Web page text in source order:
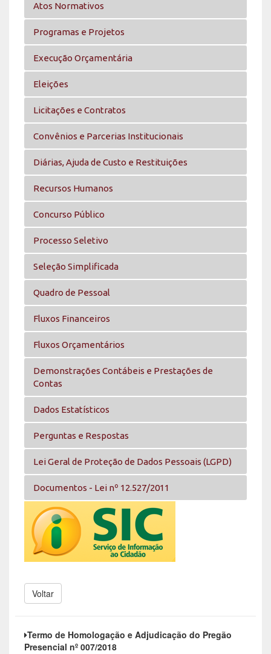
Atos Normativos
Programas e Projetos
Execução Orçamentária
Eleições
Licitações e Contratos
Convênios e Parcerias Institucionais
Diárias, Ajuda de Custo e Restituições
Recursos Humanos
Concurso Público
Processo Seletivo
Seleção Simplificada
Quadro de Pessoal
Fluxos Financeiros
Fluxos Orçamentários
Demonstrações Contábeis e Prestações de
Contas
Dados Estatísticos
Perguntas e Respostas
Lei Geral de Proteção de Dados Pessoais (LGPD)
Documentos - Lei nº 12.527/2011
Voltar
Termo de Homologação e Adjudicação do Pregão
Presencial nº 007/2018